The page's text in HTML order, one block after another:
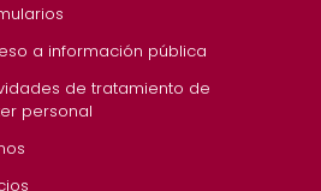
a información pública
de tratamiento de
personal